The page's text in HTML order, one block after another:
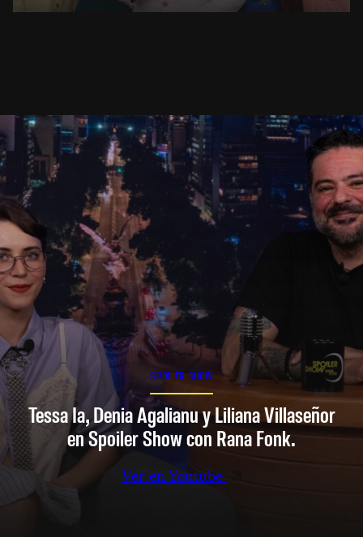
SPOILER SHOW
Tessa Ia, Denia Agalianu y Liliana Villaseñor
en Spoiler Show con Rana Fonk.
Ver en Youtube